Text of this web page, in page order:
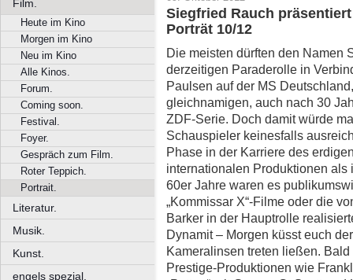
Film.
Heute im Kino
Morgen im Kino
Neu im Kino
Alle Kinos.
Forum.
Coming soon.
Festival.
Foyer.
Gespräch zum Film.
Roter Teppich.
Portrait.
Literatur.
Musik.
Kunst.
engels spezial.
Siegfried Rauch
Porträt 10/12
Die meisten dürften den Namen
derzeitigen Paraderolle in
Paulsen auf der MS
gleichnamigen, auch nach 30
ZDF-Serie. Doch damit würde
Schauspieler keinesfalls
Phase in der Karriere des
internationalen Produktionen
60er Jahre waren es
„Kommissar X“-Filme oder die
Barker in der Hauptrolle
Dynamit – Morgen küsst euch
Kameralinsen treten ließen.
Prestige-Produktionen wie